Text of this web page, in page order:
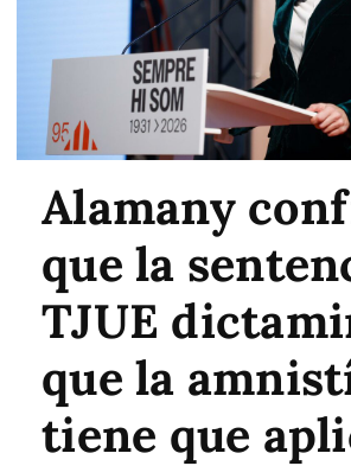
Alamany
que la
TJUE
que la
tiene que